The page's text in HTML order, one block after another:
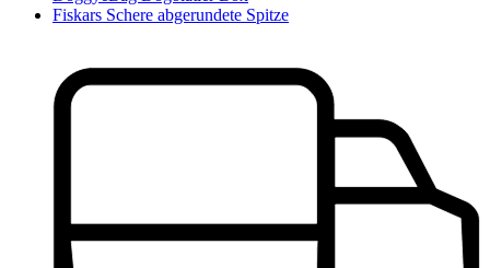
Fiskars Schere abgerundete Spitze